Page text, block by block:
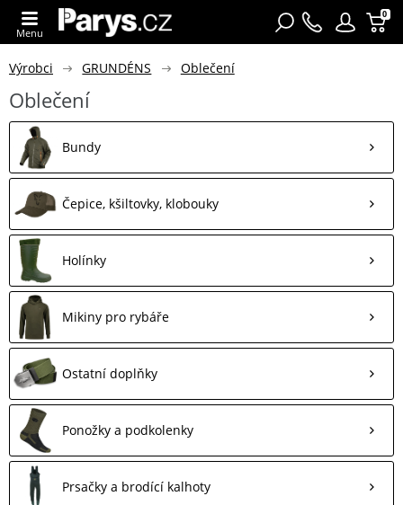
0
Menu
Výrobci GRUNDÉNS Oblečení
Oblečení
Bundy
Čepice, kšiltovky, klobouky
Holínky
Mikiny pro rybáře
Ostatní doplňky
Ponožky a podkolenky
Prsačky a brodící kalhoty